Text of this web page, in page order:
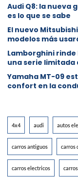
Audi Q8: la nueva
es lo que se sabe
⁠El nuevo
modelos más
Lamborghini
una serie limitada
Yamaha MT-09
confort en la
4x4 audi autos
carros antiguos carros
carros electricos